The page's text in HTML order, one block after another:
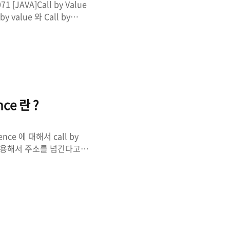
[JAVA]Call by Value
value 와 Call by
devlog-
해서는 위에서 참고하
란 ?
에 대해서 call by
서 주소를 넘긴다고 알
. 그래서 먼저 이 개념을
에 대해서 알